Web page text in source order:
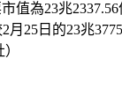
至3月4日止，外
值為23兆2337.56
月25日的23兆